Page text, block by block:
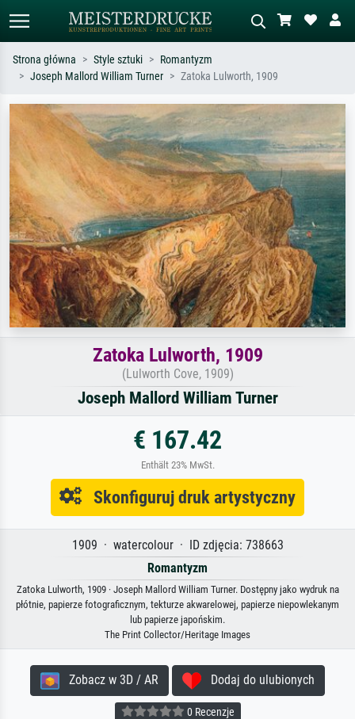
Szukaj wg artysty, tytułu lub stylu – np.
Monet, Gwiaździsta noc,
impresjonizm, fala Hokusaia, akt.
Opisz scenę – np. zielona łąka,
abstrakcja z czerwienią, ciemny olej,
stojący akt obok drzewa.
Strona główna Style sztuki
Romantyzm
Joseph Mallord William Turner
Zatoka Lulworth, 1909
Zatoka Lulworth, 1909
(Lulworth Cove, 1909)
Joseph Mallord William Turner
€ 167.42
Enthält 23% MwSt.
Skonfiguruj druk artystyczny
1909 · watercolour · ID zdjęcia: 738663
Romantyzm
Zatoka Lulworth, 1909 · Joseph Mallord William Turner. Dostępny jako wydruk na
płótnie, papierze fotograficznym, tekturze akwarelowej, papierze niepowlekanym
lub papierze japońskim.
The Print Collector/Heritage Images
Zobacz w 3D / AR Dodaj do ulubionych
0 Recenzje